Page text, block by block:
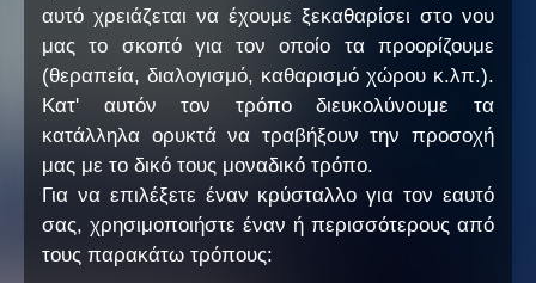
αυτό χρειάζεται να έχουμε ξεκαθαρίσει στο νου
μας το σκοπό για τον οποίο τα προορίζουμε
(θεραπεία, διαλογισμό, καθαρισμό χώρου κ.λπ.).
Κατ' αυτόν τον τρόπο διευκολύνουμε τα
κατάλληλα ορυκτά να τραβήξουν την προσοχή
μας με το δικό τους μοναδικό τρόπο.
Για να επιλέξετε έναν κρύσταλλο για τον εαυτό
σας, χρησιμοποιήστε έναν ή περισσότερους από
τους παρακάτω τρόπους: